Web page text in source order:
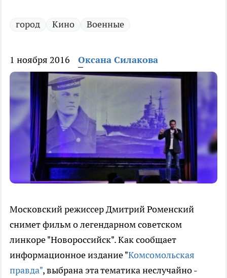
город Кино Военные
1 ноября 2016 Оксана Силакова
Московский режиссер Дмитрий Роменский
снимет фильм о легендарном советском
линкоре "Новороссийск". Как сообщает
информационное издание "Комсомольская
правда", выбрана эта тематика неслучайно -